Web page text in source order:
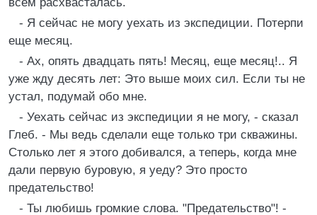
- Я сейчас не могу уехать из экспедиции. Потерпи
еще месяц.
- Ах, опять двадцать пять! Месяц, еще месяц!.. Я
уже жду десять лет: Это выше моих сил. Если ты не
устал, подумай обо мне.
- Уехать сейчас из экспедиции я не могу, - сказал
Глеб. - Мы ведь сделали еще только три скважины.
Столько лет я этого добивался, а теперь, когда мне
дали первую буровую, я уеду? Это просто
предательство!
- Ты любишь громкие слова. "Предательство"! -